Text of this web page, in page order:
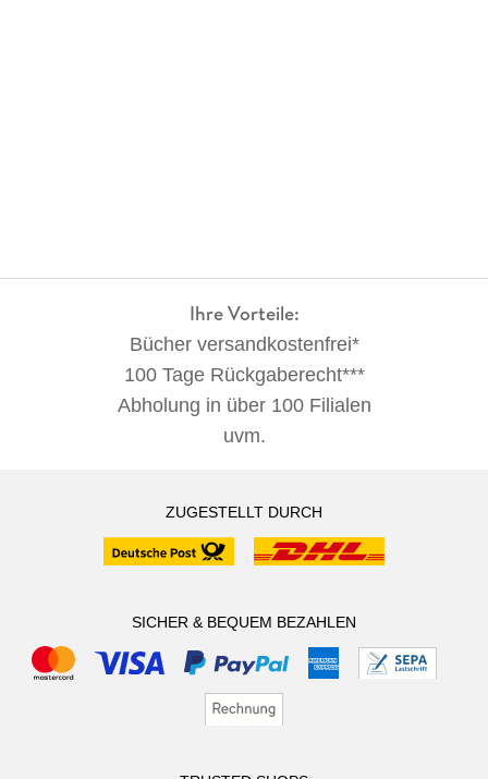
Ihre Vorteile:
Bücher versandkostenfrei*
100 Tage Rückgaberecht***
Abholung in über 100 Filialen
uvm.
ZUGESTELLT DURCH
SICHER & BEQUEM BEZAHLEN